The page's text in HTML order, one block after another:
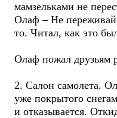
мамзельками не
Олаф – Не
то. Читал, как это
Олаф пожал друзьям
2. Салон самолета.
уже покрытого
и отказывается.